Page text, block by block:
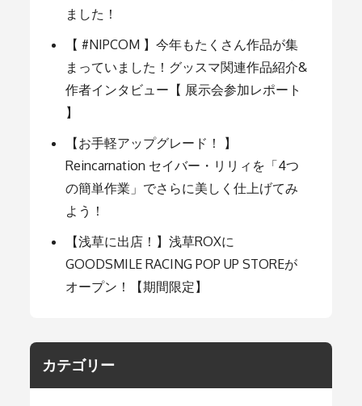
ョ
ン
ました！
【 #NIPCOM 】今年もたくさん作品が集
まっていました！グッスマ関連作品紹介&
作者インタビュー【 展示会参加レポート
】
【お手軽アップグレード！ 】
Reincarnation セイバー・リリィを「4つ
の簡単作業」でさらに美しく仕上げてみ
よう！
【浅草に出店！】浅草ROXに
GOODSMILE RACING POP UP STOREが
オープン！【期間限定】
カテゴリー